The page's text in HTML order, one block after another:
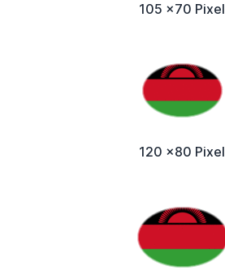
105 x70 Pixel
120 x80 Pixel